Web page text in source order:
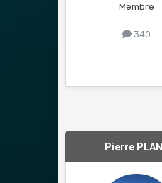
Membre
340
Pierre